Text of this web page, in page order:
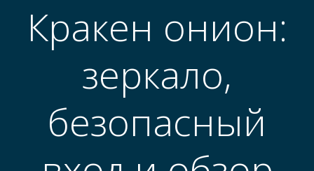
Кракен онион:
зеркало,
безопасный